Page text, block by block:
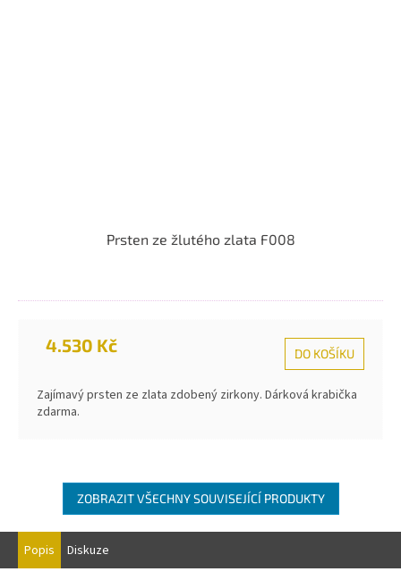
Prsten ze žlutého zlata F008
4.530 Kč DO KOŠÍKU
Zajímavý prsten ze zlata zdobený zirkony. Dárková krabička
zdarma.
ZOBRAZIT VŠECHNY SOUVISEJÍCÍ PRODUKTY
Popis Diskuze